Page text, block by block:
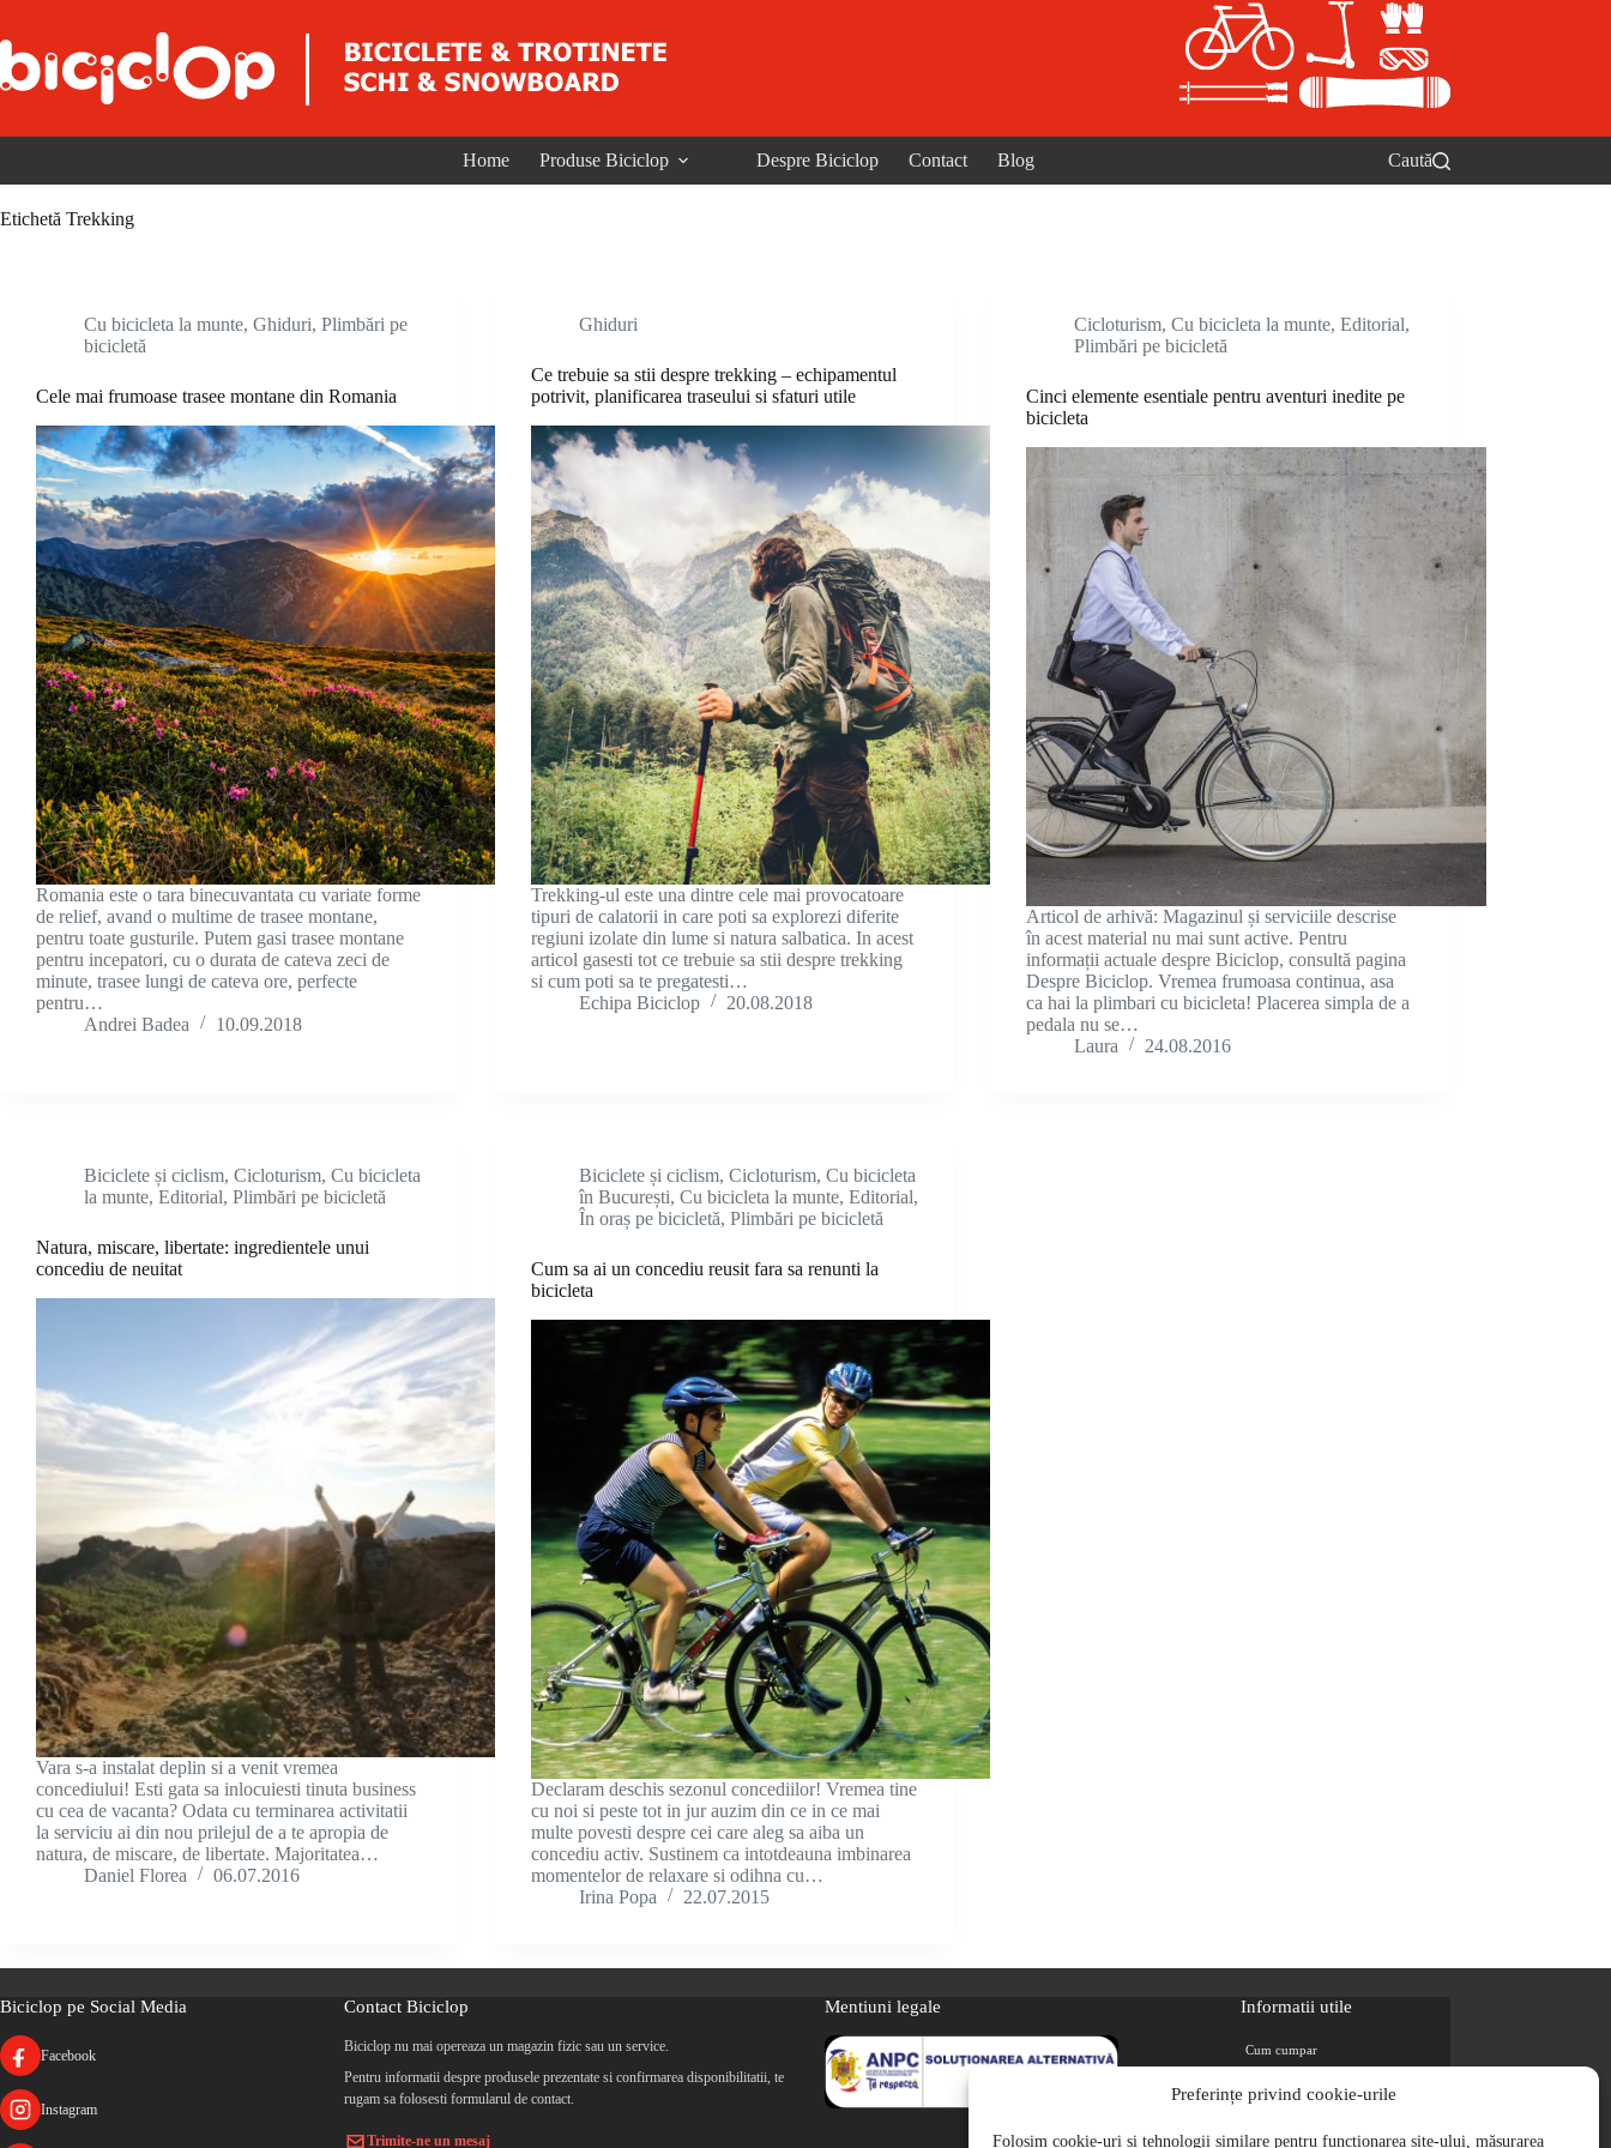
Preferințe privind cookie-urile
Folosim cookie-uri și tehnologii similare pentru funcționarea site-ului, măsurarea
Home Produse Biciclop Despre Biciclop Contact Blog Caută
Etichetă Trekking
Cu bicicleta la munte, Ghiduri, Plimbări pe
bicicletă
Cele mai frumoase trasee montane din Romania
Romania este o tara binecuvantata cu variate forme
de relief, avand o multime de trasee montane,
pentru toate gusturile. Putem gasi trasee montane
pentru incepatori, cu o durata de cateva zeci de
minute, trasee lungi de cateva ore, perfecte
pentru…
Andrei Badea
10.09.2018
Ghiduri
Ce trebuie sa stii despre trekking – echipamentul
potrivit, planificarea traseului si sfaturi utile
Trekking-ul este una dintre cele mai provocatoare
tipuri de calatorii in care poti sa explorezi diferite
regiuni izolate din lume si natura salbatica. In acest
articol gasesti tot ce trebuie sa stii despre trekking
si cum poti sa te pregatesti…
Echipa Biciclop
20.08.2018
Cicloturism,Cu bicicleta la munte,Editorial,
Plimbări pe bicicletă
Cinci elemente esentiale pentru aventuri inedite pe
bicicleta
Articol de arhivă: Magazinul și serviciile descrise
în acest material nu mai sunt active. Pentru
informații actuale despre Biciclop, consultă pagina
Despre Biciclop. Vremea frumoasa continua, asa
ca hai la plimbari cu bicicleta! Placerea simpla de a
pedala nu se…
Laura
24.08.2016
Biciclete și ciclism, Cicloturism, Cu bicicleta
la munte, Editorial, Plimbări pe bicicletă
Natura, miscare, libertate: ingredientele unui
concediu de neuitat
Vara s-a instalat deplin si a venit vremea
concediului! Esti gata sa inlocuiesti tinuta business
cu cea de vacanta? Odata cu terminarea activitatii
la serviciu ai din nou prilejul de a te apropia de
natura, de miscare, de libertate. Majoritatea…
Daniel Florea
06.07.2016
Biciclete și ciclism,Cicloturism,Cu bicicleta
în București,Cu bicicleta la munte,Editorial,
În oraș pe bicicletă,Plimbări pe bicicletă
Cum sa ai un concediu reusit fara sa renunti la
bicicleta
Declaram deschis sezonul concediilor! Vremea tine
cu noi si peste tot in jur auzim din ce in ce mai
multe povesti despre cei care aleg sa aiba un
concediu activ. Sustinem ca intotdeauna imbinarea
momentelor de relaxare si odihna cu…
Irina Popa
22.07.2015
Biciclop pe Social Media
Facebook
Instagram
Contact Biciclop
Biciclop nu mai opereaza un magazin fizic sau un service.
Pentru informatii despre produsele prezentate si confirmarea disponibilitatii, te
rugam sa folosesti formularul de contact.
Trimite-ne un mesaj
Mentiuni legale Informatii utile
Cum cumpar
Magazine partenere